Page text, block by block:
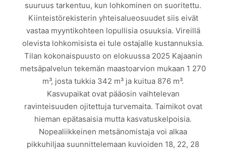
suuruus tarkentuu, kun lohkominen on suoritettu.
Kiinteistörekisterin yhteisalueosuudet siis eivät
vastaa myyntikohteen lopullisia osuuksia. Vireillä
olevista lohkomisista ei tule ostajalle kustannuksia.
Tilan kokonaispuusto on elokuussa 2025 Kajaanin
metsäpalvelun tekemän maastoarvion mukaan 1 270
m³, josta tukkia 342 m³ ja kuitua 876 m³.
Kasvupaikat ovat pääosin vaihtelevan
ravinteisuuden ojitettuja turvemaita. Taimikot ovat
hieman epätasaisia mutta kasvatuskelpoisia.
Nopealiikkeinen metsänomistaja voi alkaa
pikkuhiljaa suunnittelemaan kuvioiden 18, 22, 28